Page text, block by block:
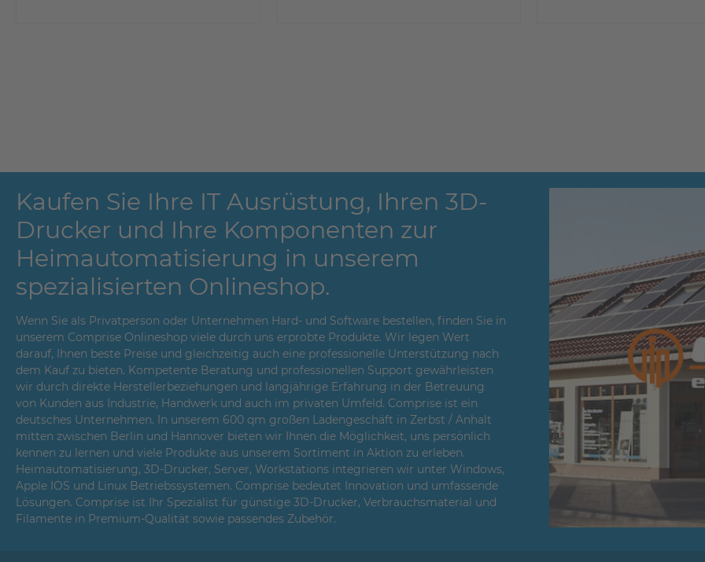
Kaufen Sie Ihre IT Ausrüstung, Ihren 3D-
Drucker und Ihre Komponenten zur
Heimautomatisierung in unserem
spezialisierten Onlineshop.
Wenn Sie als Privatperson oder Unternehmen Hard- und Software bestellen, finden Sie in
unserem Comprise Onlineshop viele durch uns erprobte Produkte. Wir legen Wert
darauf, Ihnen beste Preise und gleichzeitig auch eine professionelle Unterstützung nach
dem Kauf zu bieten. Kompetente Beratung und professionellen Support gewährleisten
wir durch direkte Herstellerbeziehungen und langjährige Erfahrung in der Betreuung
von Kunden aus Industrie, Handwerk und auch im privaten Umfeld. Comprise ist ein
deutsches Unternehmen. In unserem 600 qm großen Ladengeschäft in Zerbst / Anhalt
mitten zwischen Berlin und Hannover bieten wir Ihnen die Möglichkeit, uns persönlich
kennen zu lernen und viele Produkte aus unserem Sortiment in Aktion zu erleben.
Heimautomatisierung, 3D-Drucker, Server, Workstations integrieren wir unter Windows,
Apple IOS und Linux Betriebssystemen. Comprise bedeutet Innovation und umfassende
Lösungen. Comprise ist Ihr Spezialist für günstige 3D-Drucker, Verbrauchsmaterial und
Filamente in Premium-Qualität sowie passendes Zubehör.